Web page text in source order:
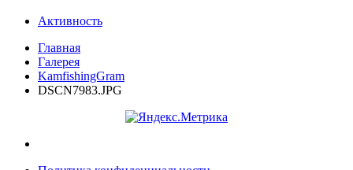
Активность
Главная
Галерея
KamfishingGram
DSCN7983.JPG